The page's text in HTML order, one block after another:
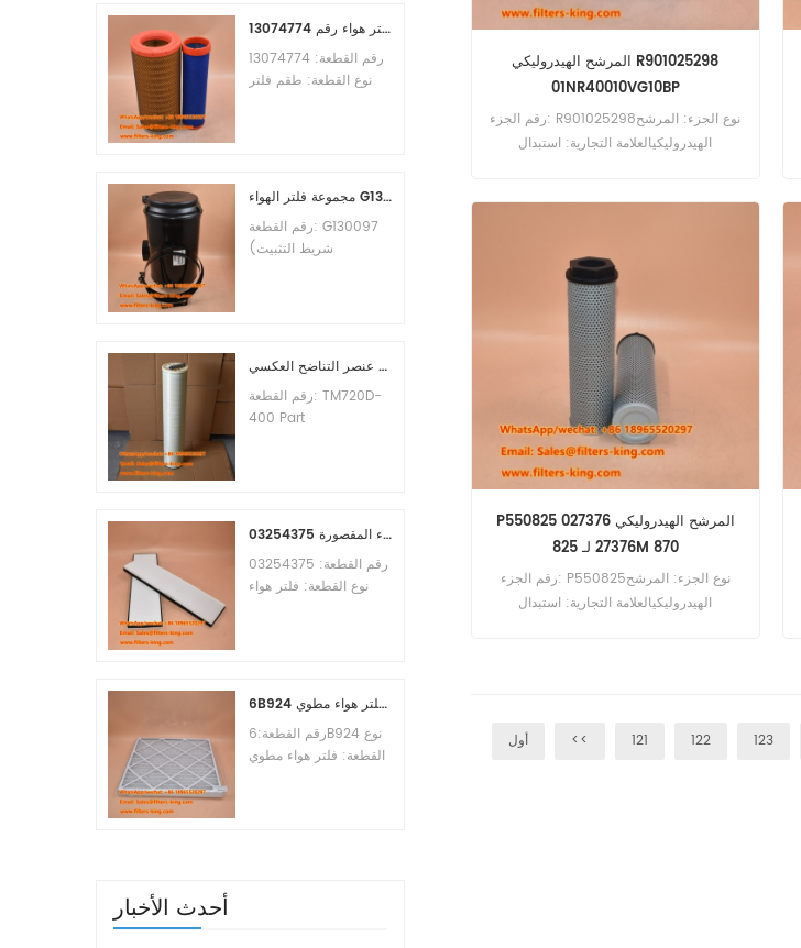
طقم فلتر هواء رقم 13074774
رقم القطعة: 13074774
نوع القطعة: طقم فلتر
مجموعة فلتر الهواء G130097 P537876 P5357877
رقم القطعة: G130097
(شريط التثبيت
الهواء العلامة التجارية:
الأدنى للطلب: 20 قطعة
عنصر التناضح العكسي TM720D-400
رقم القطعة: TM720D-
400 Part
MOQ:60pcs
03254375 مرجع بديل لفلتر هواء المقصورة
رقم القطعة: 03254375
نوع القطعة: فلتر هواء
6B924 فلتر هواء مطوي MERV 8
رقم القطعة:6B924 نوع
القطعة: فلتر هواء مطوي
أحدث الأخبار
المرشح الهيدروليكي R901025298
01NR40010VG10BP
رقم الجزء: R901025298نوع الجزء: المرشح
الهيدروليكيالعلامة التجارية: استبدال
P550825 المرشح الهيدروليكي 027376
27376 لـ 825M 870
رقم الجزء: P550825نوع الجزء: المرشح
الهيدروليكيالعلامة التجارية: استبدال
أول
<< 121 122 123